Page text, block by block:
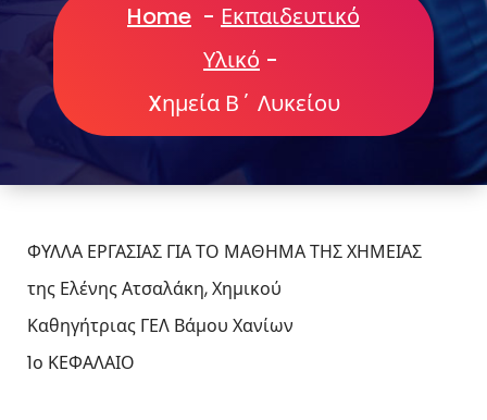
Home - Εκπαιδευτικό
Υλικό -
Xημεία Β΄ Λυκείου
ΦΥΛΛΑ ΕΡΓΑΣΙΑΣ ΓΙΑ ΤΟ ΜΑΘΗΜΑ ΤΗΣ ΧΗΜΕΙΑΣ
της Ελένης Ατσαλάκη, Χημικού
Καθηγήτριας ΓΕΛ Βάμου Χανίων
1ο ΚΕΦΑΛΑΙΟ